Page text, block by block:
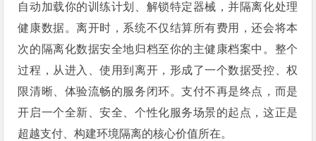
自动加载你的训练计划、解锁特定器械，并隔离化处理
健康数据。离开时，系统不仅结算所有费用，还会将本
次的隔离化数据安全地归档至你的主健康档案中。整个
过程，从进入、使用到离开，形成了一个数据受控、权
限清晰、体验流畅的服务闭环。支付不再是终点，而是
开启一个全新、安全、个性化服务场景的起点，这正是
超越支付、构建环境隔离的核心价值所在。